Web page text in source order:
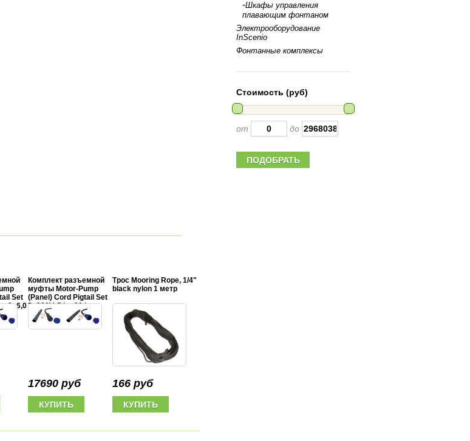
Set
3x6,0
Комплект разъемной
муфты Motor-Pump
(Panel) Cord Pigtail Set
3x380V, 5 hp-20 hp,
4x6,0 mm2
17690 руб
Трос Mooring Rope, 1/4"
black nylon 1 метр
166 руб
-Шкафы управления
плавающим фонтаном
Электрооборудование
InScenio
Фонтанные комплексы
Стоимость (руб)
от до